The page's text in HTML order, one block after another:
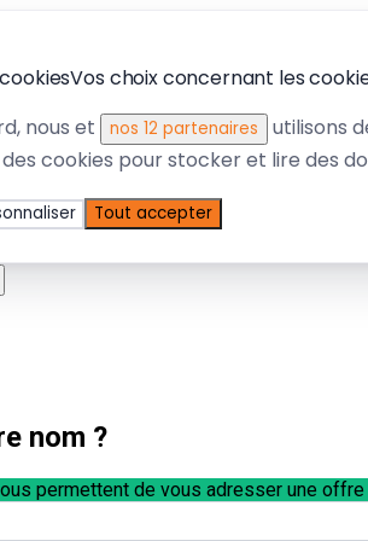
Vos choix concernant les
nous et
nos 12 partenaires
utilisons
cookies pour stocker et lire des
Tout accepter
nom ?
permettent de vous adresser une